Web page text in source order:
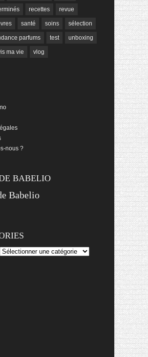
recettes revue
santé soins sélection
parfums test unboxing
ma vie vlog
nous ?
BABELIO
Babelio